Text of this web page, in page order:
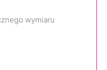
wymiaru